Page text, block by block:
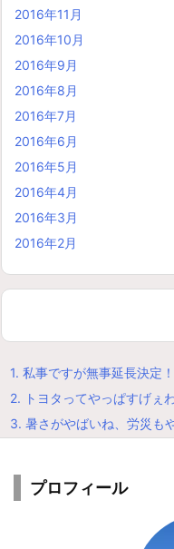
2016年11月
2016年10月
2016年9月
2016年8月
2016年7月
2016年6月
2016年5月
2016年4月
2016年3月
2016年2月
1. 私事ですが無事延長決定！
2. トヨタってやっぱすげぇ
3. 暑さがやばいね、労災も
プロフィール